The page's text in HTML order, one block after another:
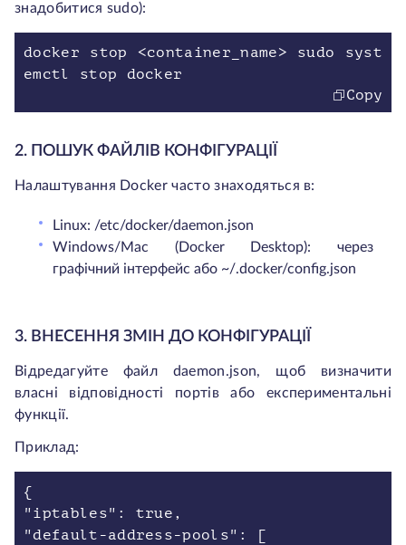
знадобитися sudo):
docker stop <container_name> sudo syst
emctl stop docker
Copy
2. ПОШУК ФАЙЛІВ КОНФІГУРАЦІЇ
Налаштування Docker часто знаходяться в:
Linux: /etc/docker/daemon.json
Windows/Mac (Docker Desktop): через
графічний інтерфейс або ~/.docker/config.json
3. ВНЕСЕННЯ ЗМІН ДО КОНФІГУРАЦІЇ
Відредагуйте файл daemon.json, щоб визначити
власні відповідності портів або експериментальні
функції.
Приклад:
{
"iptables": true,
"default-address-pools": [